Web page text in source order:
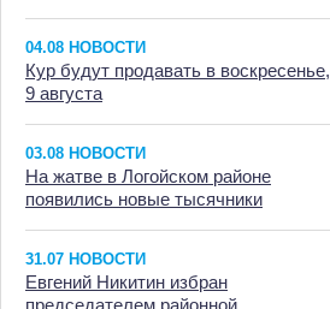
04.08 НОВОСТИ
Кур будут продавать в воскресенье,
9 августа
03.08 НОВОСТИ
На жатве в Логойском районе
появились новые тысячники
31.07 НОВОСТИ
Евгений Никитин избран
председателем районной